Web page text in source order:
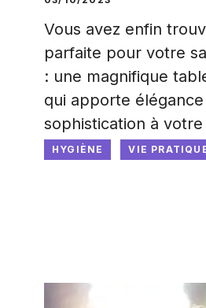
Vous avez enfin
parfaite pour votre
: une magnifique
qui apporte
sophistication à
HYGIÈNE VIE